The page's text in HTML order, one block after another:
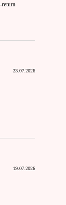
return
23.07.2026
19.07.2026